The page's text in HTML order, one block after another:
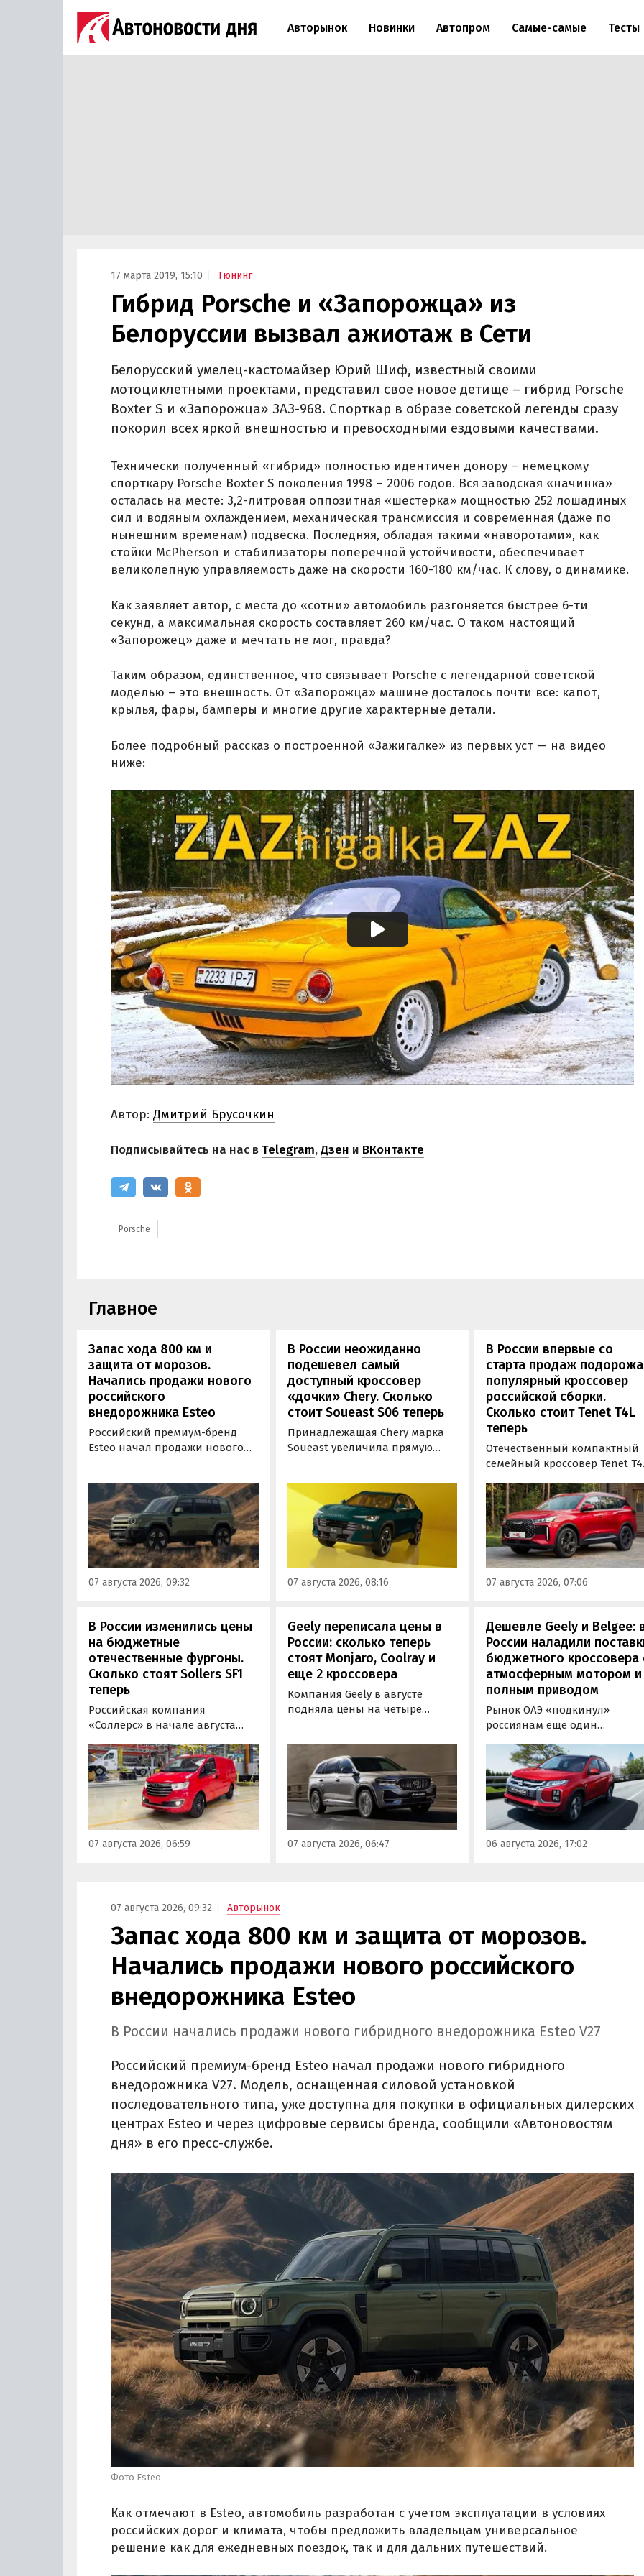
Авторынок Новинки Автопром Самые-самые Тесты
17 марта 2019, 15:10 Тюнинг
Гибрид Porsche и «Запорожца» из
Белоруссии вызвал ажиотаж в Сети
Белорусский умелец-кастомайзер Юрий Шиф, известный своими
мотоциклетными проектами, представил свое новое детище – гибрид Porsche
Boxter S и «Запорожца» ЗАЗ-968. Спорткар в образе советской легенды сразу
покорил всех яркой внешностью и превосходными ездовыми качествами.
Технически полученный «гибрид» полностью идентичен донору – немецкому
спорткару Porsche Boxter S поколения 1998 – 2006 годов. Вся заводская «начинка»
осталась на месте: 3,2-литровая оппозитная «шестерка» мощностью 252 лошадиных
сил и водяным охлаждением, механическая трансмиссия и современная (даже по
нынешним временам) подвеска. Последняя, обладая такими «наворотами», как
стойки McPherson и стабилизаторы поперечной устойчивости, обеспечивает
великолепную управляемость даже на скорости 160-180 км/час. К слову, о динамике.
Как заявляет автор, с места до «сотни» автомобиль разгоняется быстрее 6-ти
секунд, а максимальная скорость составляет 260 км/час. О таком настоящий
«Запорожец» даже и мечтать не мог, правда?
Таким образом, единственное, что связывает Porsche с легендарной советской
моделью – это внешность. От «Запорожца» машине досталось почти все: капот,
крылья, фары, бамперы и многие другие характерные детали.
Более подробный рассказ о построенной «Зажигалке» из первых уст — на видео
ниже:
Автор: Дмитрий Брусочкин
Подписывайтесь на нас в Telegram,Дзен и ВКонтакте
Porsche
Главное
Запас хода 800 км и
защита от морозов.
Начались продажи нового
российского
внедорожника Esteo
Российский премиум-бренд
Esteo начал продажи нового
установкой последовательного
типа, уже доступна для
покупки в официальных
дилерских центрах Esteo и
через цифровые сервисы
бренда, сообщили
«Автоновостям дня» в его
07 августа 2026, 09:32
В России неожиданно
подешевел самый
доступный кроссовер
«дочки» Chery. Сколько
стоит Soueast S06 теперь
Принадлежащая Chery марка
Soueast увеличила прямую
России на 100 тыс. рублей.
Теперь при его покупке можно
сэкономить рекордные 250 тыс.
рублей, узнали «Автоновости
дня» в ходе мониторинга
прайс-листов марки.
07 августа 2026, 08:16
В России впервые со
старта продаж
популярный кроссовер
российской сборки.
Сколько стоит Tenet T4L
теперь
Отечественный компактный
семейный кроссовер Tenet
На эту сумму выросла цена его
базовой комплектации, в то
время как стоимость топовой
версии осталась
выяснили «Автоновости дня»
ходе мониторинга прайс-
листов Tenet.
07 августа 2026, 07:06
В России изменились цены
на бюджетные
отечественные фургоны.
Сколько стоят Sollers SF1
теперь
Российская компания
«Соллерс» в начале августа
цельнометаллический и
грузопассажирский фургоны
Sollers SF1 на 100 тыс. рублей
(+3,9-4,7%). Об этом
«Автоновости дня» узнали в
ходе регулярного мониторинга
прайс-листов марки Sollers.
07 августа 2026, 06:59
Geely переписала цены в
России: сколько теперь
стоят Monjaro, Coolray и
еще 2 кроссовера
Компания Geely в августе
подняла цены на четыре
одной из версий, семиместный
Okavango, а также компактные
Coolray и Cityray во всех
комплектациях подорожали на
7-50 тыс. рублей, выяснили
«Автоновости дня» в ходе
мониторинга прайс-листов
07 августа 2026, 06:47
Дешевле Geely и Belgee:
России наладили
бюджетного кроссовера
атмосферным мотором и
полным приводом
Рынок ОАЭ «подкинул»
россиянам еще один
продавался в России
официально. Речь о
ASX: у дилеров в Эмиратах он
стоит примерно от 1 600 000
рублей по текущему курсу, а у
нас с учетом всех расходов
цены на него стартуют от 2 251
06 августа 2026, 17:02
07 августа 2026, 09:32 Авторынок
Запас хода 800 км и защита от морозов.
Начались продажи нового российского
внедорожника Esteo
В России начались продажи нового гибридного внедорожника Esteo V27
Российский премиум-бренд Esteo начал продажи нового гибридного
внедорожника V27. Модель, оснащенная силовой установкой
последовательного типа, уже доступна для покупки в официальных дилерских
центрах Esteo и через цифровые сервисы бренда, сообщили «Автоновостям
дня» в его пресс-службе.
Фото Esteo
Как отмечают в Esteo, автомобиль разработан с учетом эксплуатации в условиях
российских дорог и климата, чтобы предложить владельцам универсальное
решение как для ежедневных поездок, так и для дальних путешествий.